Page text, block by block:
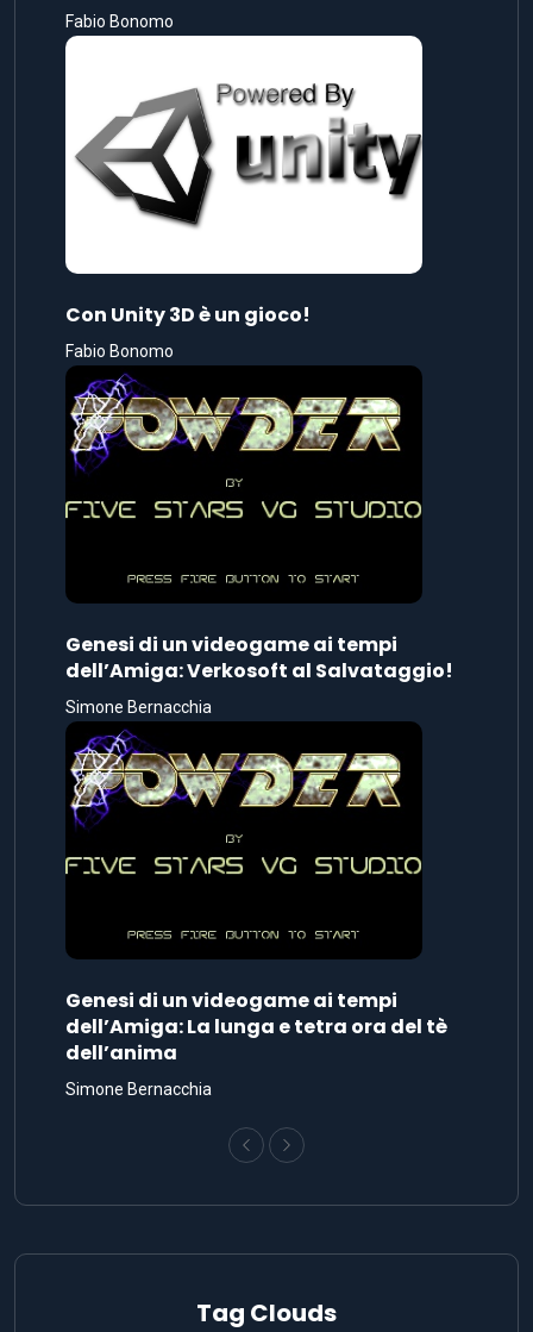
Fabio Bonomo
Con Unity 3D è un gioco!
Fabio Bonomo
Genesi di un videogame ai tempi
dell’Amiga: Verkosoft al Salvataggio!
Simone Bernacchia
Genesi di un videogame ai tempi
dell’Amiga: La lunga e tetra ora del tè
dell’anima
Simone Bernacchia
Tag Clouds